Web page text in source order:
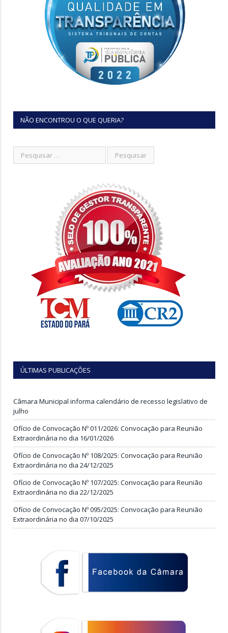
NÃO ENCONTROU O QUE QUERIA?
ÚLTIMAS PUBLICAÇÕES
Câmara Municipal informa calendário de recesso legislativo de
julho
Ofício de Convocação Nº 011/2026: Convocação para Reunião
Extraordinária no dia 16/01/2026
Ofício de Convocação Nº 108/2025: Convocação para Reunião
Extraordinária no dia 24/12/2025
Ofício de Convocação Nº 107/2025: Convocação para Reunião
Extraordinária no dia 22/12/2025
Ofício de Convocação Nº 095/2025: Convocação para Reunião
Extraordinária no dia 07/10/2025